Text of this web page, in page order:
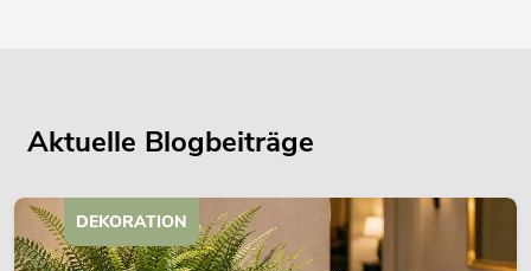
Aktuelle Blogbeiträge
DEKORATION